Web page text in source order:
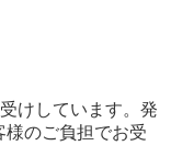
けしています。発
のご負担でお受